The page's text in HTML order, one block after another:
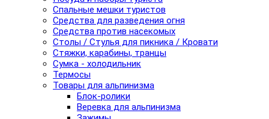
Спальные мешки туристов
Средства для разведения огня
Средства против насекомых
Столы / Стулья для пикника / Кровати
Стяжки, карабины, транцы
Сумка - холодильник
Термосы
Товары для альпинизма
Блок-ролики
Веревка для альпинизма